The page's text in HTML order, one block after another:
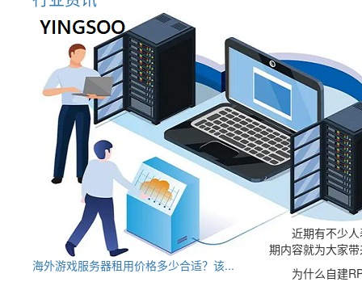
海外游戏服务器租用价格多少合适？该...
近期有不少人
期内容就为大家
为什么自建